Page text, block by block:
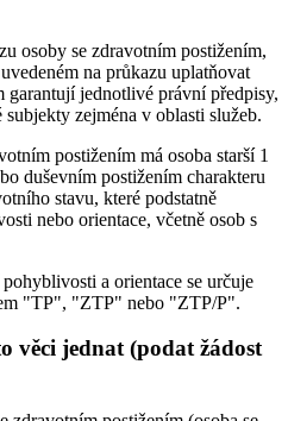
osoby se zdravotním postižením,
na průkazu uplatňovat
jednotlivé právní předpisy,
zejména v oblasti služeb.
postižením má osoba starší 1
duševním postižením charakteru
stavu, které podstatně
nebo orientace, včetně osob s
a orientace se určuje
"TP", "ZTP" nebo "ZTP/P".
věci jednat (podat žádost